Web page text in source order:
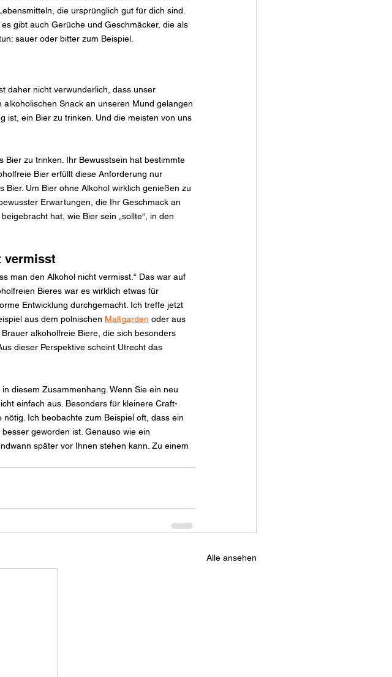
die ursprünglich gut für dich sind.
gibt auch Gerüche und Geschmäcker, die als
sauer oder bitter zum Beispiel.
daher nicht verwunderlich, dass unser
Snack an unseren Mund gelangen
ist, ein Bier zu trinken. Und die meisten von uns
zu trinken. Ihr Bewusstsein hat bestimmte
Bier erfüllt diese Anforderung nur
Bier. Um Bier ohne Alkohol wirklich genießen zu
Erwartungen, die Ihr Geschmack an
hat, wie Bier sein „sollte“, in den
vermisst
man den Alkohol nicht vermisst.“ Das war auf
Bieres war es wirklich etwas für
Entwicklung durchgemacht. Ich treffe jetzt
aus dem polnischen Maltgarden oder aus
alkoholfreie Biere, die sich besonders
Aus dieser Perspektive scheint Utrecht das
diesem Zusammenhang. Wenn Sie ein neu
einfach aus. Besonders für kleinere Craft-
Ich beobachte zum Beispiel oft, dass ein
geworden ist. Genauso wie ein
später vor Ihnen stehen kann. Zu einem
Alle ansehen